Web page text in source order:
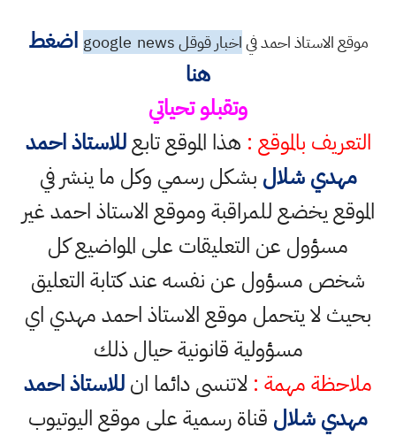
موقع الاستاذ احمد فياخبار قوقل googlenews
اضغط
هنا
وتقبلو تحياتي
التعريف بالموقع : هذا الموقع تابعللاستاذ احمد
مهدي شلال بشكل رسمي وكل ما ينشر في
الموقع يخضع للمراقبة وموقع الاستاذ احمد غير
مسؤول عن التعليقات على المواضيع كل
شخص مسؤول عن نفسه عند كتابة التعليق
بحيث لا يتحمل موقع الاستاذ احمد مهدي اي
مسؤولية قانونية حيال ذلك
ملاحظة مهمة : لاتنسى دائما انللاستاذ احمد
مهدي شلال قناة رسمية على موقع اليوتيوب